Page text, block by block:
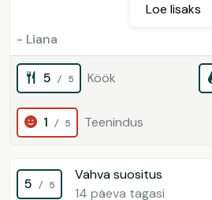
Loe lisaks
- Liana
5 / 5 Köök
1 / 5 Teenindus
5 / 5
Vahva suositus
14 päeva tagasi